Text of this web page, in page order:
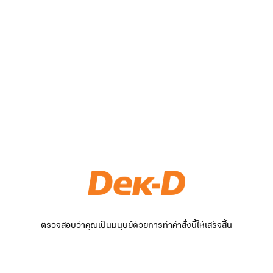
ตรวจสอบว่าคุณเป็นมนุษย์ด้วยการทำคำสั่งนี้ให้เสร็จสิ้น